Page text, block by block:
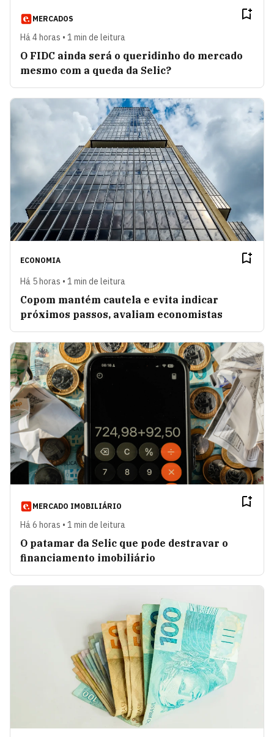
MERCADOS
Há 4 horas • 1 min de leitura
O FIDC ainda será o queridinho do mercado
mesmo com a queda da Selic?
ECONOMIA
Há 5 horas • 1 min de leitura
Copom mantém cautela e evita indicar
próximos passos, avaliam economistas
MERCADO IMOBILIÁRIO
Há 6 horas • 1 min de leitura
O patamar da Selic que pode destravar o
financiamento imobiliário